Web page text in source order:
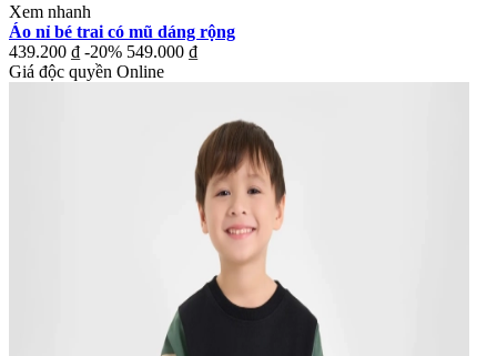
Xem nhanh
Áo nỉ bé trai có mũ dáng rộng
439.200 ₫ -20% 549.000 ₫
Giá độc quyền Online